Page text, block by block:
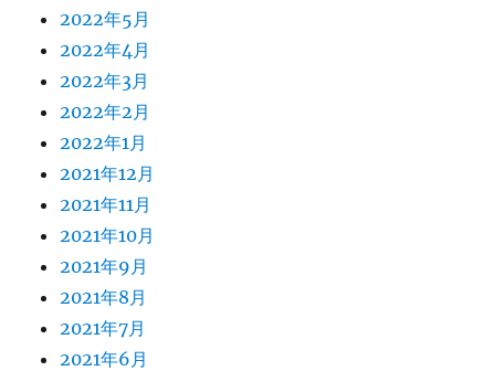
2022年5月
2022年4月
2022年3月
2022年2月
2022年1月
2021年12月
2021年11月
2021年10月
2021年9月
2021年8月
2021年7月
2021年6月